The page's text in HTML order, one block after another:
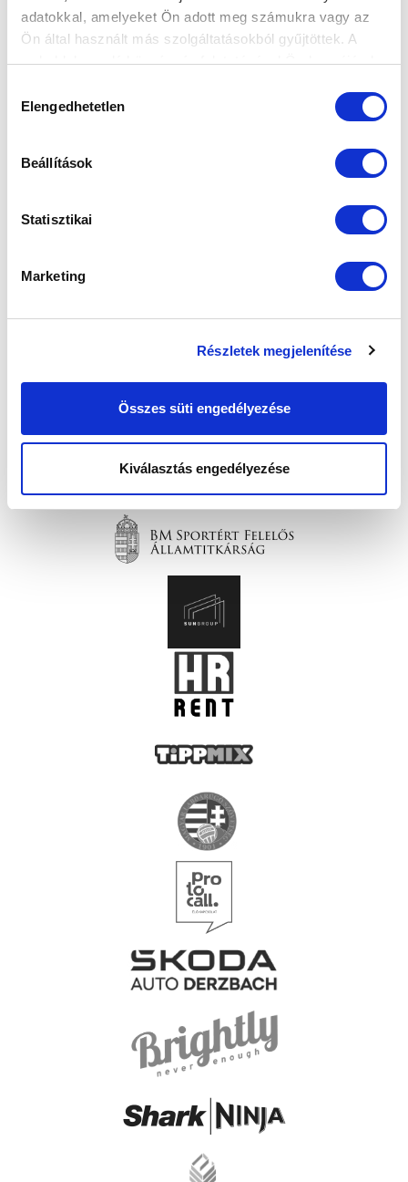
adatokkal, amelyeket Ön adott meg számukra vagy az
Ön által használt más szolgáltatásokból gyűjtöttek. A
weboldalon való böngészés folytatásával Ön hozzájárul a
kiválasztása
Elengedhetetlen
Beállítások
Statisztikai
Marketing
Részletek megjelenítése
Összes süti engedélyezése
Kiválasztás engedélyezése
FELIRATKOZOM